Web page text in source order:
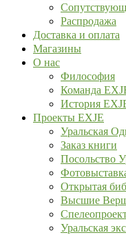
Распродажа
Доставка и оплата
Магазины
О нас
Философия
Команда
История
Проекты EXJE
Уральская
Заказ книги
Посольство
Открытая
Высшие
Уральская